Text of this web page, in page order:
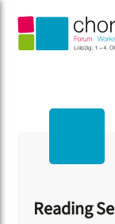
Reading